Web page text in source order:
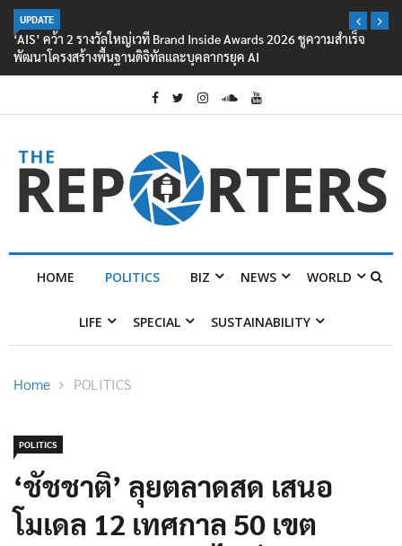
UPDATE
‘AIS’ คว้า 2 รางวัลใหญ่เวที Brand Inside Awards 2026 ชูความสำเร็จ
พัฒนาโครงสร้างพื้นฐานดิจิทัลและบุคลากรยุค AI
HOME POLITICS BIZ NEWS WORLD
LIFE SPECIAL SUSTAINABILITY
Home POLITICS
POLITICS
‘ชัชชาติ’ ลุยตลาดสด เสนอ
โมเดล 12 เทศกาล 50 เขต